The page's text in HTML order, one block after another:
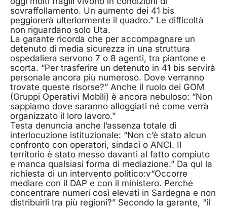
sovraffollamento. Un aumento dei 41 bis
peggiorerà ulteriormente il quadro.” Le difficoltà
non riguardano solo Uta.
La garante ricorda che per accompagnare un
detenuto di media sicurezza in una struttura
ospedaliera servono 7 o 8 agenti, tra piantone e
scorta. “Per trasferire un detenuto in 41 bis servirà
personale ancora più numeroso. Dove verranno
trovate queste risorse?” Anche il ruolo dei GOM
(Gruppi Operativi Mobili) è ancora nebuloso: “Non
sappiamo dove saranno alloggiati né come verrà
organizzato il loro lavoro.”
Testa denuncia anche l’assenza totale di
interlocuzione istituzionale: “Non c’è stato alcun
confronto con operatori, sindaci o ANCI. Il
territorio è stato messo davanti al fatto compiuto
e manca qualsiasi forma di mediazione.” Da qui la
richiesta di un intervento politico:v“Occorre
mediare con il DAP e con il ministero. Perché
concentrare numeri così elevati in Sardegna e non
distribuirli tra più regioni?” Secondo la garante, “il